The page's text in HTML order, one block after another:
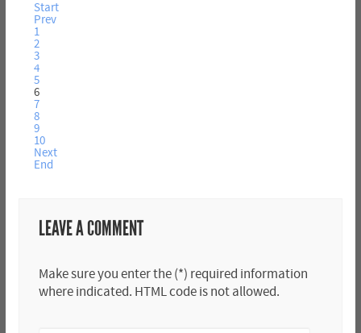
Start
Prev
1
2
3
4
5
6
7
8
9
10
Next
End
LEAVE A COMMENT
Make sure you enter the (*) required information
where indicated. HTML code is not allowed.